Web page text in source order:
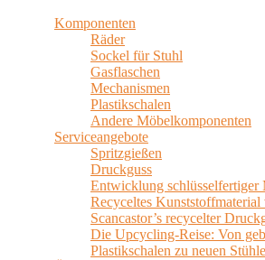
Komponenten
Räder
Sockel für Stuhl
Gasflaschen
Mechanismen
Plastikschalen
Andere Möbelkomponenten
Serviceangebote
Spritzgießen
Druckguss
Entwicklung schlüsselfertiger
Recyceltes Kunststoffmaterial
Scancastor’s recycelter
Die Upcycling-Reise: Von
Plastikschalen zu neuen